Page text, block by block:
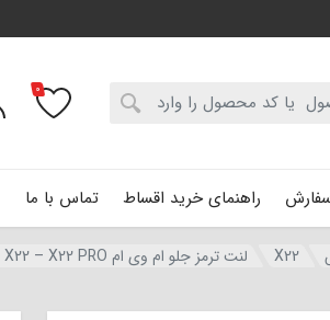
راهنمای خرید اقساط تماس با ما
0
X22 لنت ترمز جلو ام وی ام X22 – X22 PRO (سوراخدار) سون استار SEVEN STAR